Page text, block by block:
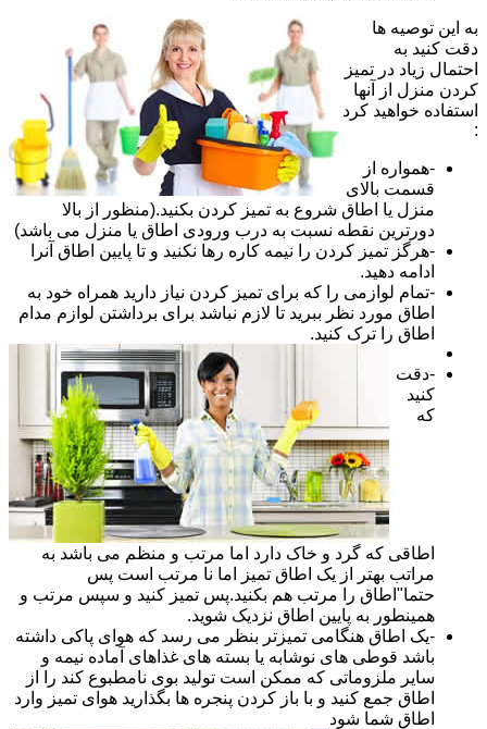
به این توصیه ها
دقت کنید به
احتمال زیاد در تمیز
کردن منزل از آنها
استفاده خواهید کرد
:
-همواره از
قسمت بالای
منزل یا اطاق شروع به تمیز کردن بکنید.(منظور از بالا
دورترین نقطه نسبت به درب ورودی اطاق یا منزل می باشد)
-هرگز تمیز کردن را نیمه کاره رها نکنید و تا پایین اطاق آنرا
ادامه دهید.
-تمام لوازمی را که برای تمیز کردن نیاز دارید همراه خود به
اطاق مورد نظر ببرید تا لازم نباشد برای برداشتن لوازم مدام
اطاق را ترک کنید.
-دقت
کنید
که
اطاقی که گرد و خاک دارد اما مرتب و منظم می باشد به
مراتب بهتر از یک اطاق تمیز اما نا مرتب است پس
حتما"اطاق را مرتب هم بکنید.پس تمیز کنید و سپس مرتب و
همینطور به پایین اطاق نزدیک شوید.
-یک اطاق هنگامی تمیزتر بنظر می رسد که هوای پاکی داشته
باشد قوطی های نوشابه یا بسته های غذاهای آماده نیمه و
سایر ملزوماتی که ممکن است تولید بوی نامطبوع کند را از
اطاق جمع کنید و با باز کردن پنجره ها بگذارید هوای تمیز وارد
اطاق شما شود